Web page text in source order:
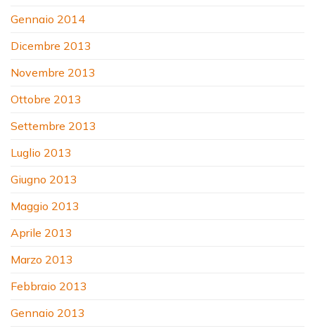
Gennaio 2014
Dicembre 2013
Novembre 2013
Ottobre 2013
Settembre 2013
Luglio 2013
Giugno 2013
Maggio 2013
Aprile 2013
Marzo 2013
Febbraio 2013
Gennaio 2013